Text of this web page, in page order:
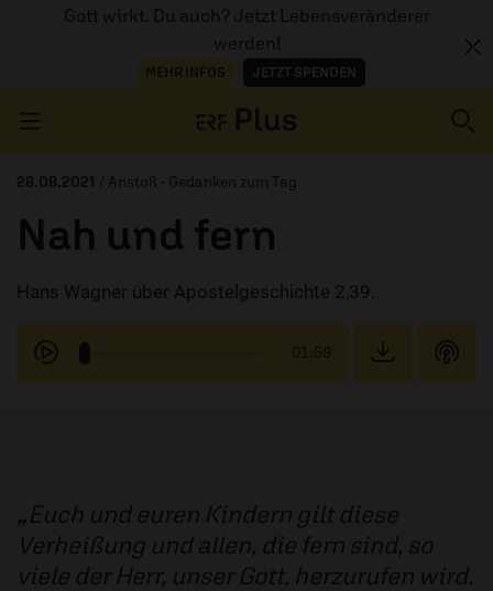
Gott wirkt. Du auch? Jetzt Lebensveränderer
werden!
MEHR INFOS JETZT SPENDEN
AUDIOTHEK
PROGRAMM
28.08.2021 / Anstoß - Gedanken zum Tag
Nah und fern
Hans Wagner über Apostelgeschichte 2,39.
01:59
Euch und euren Kindern gilt diese
Verheißung und allen, die fern sind, so
viele der Herr, unser Gott, herzurufen wird.